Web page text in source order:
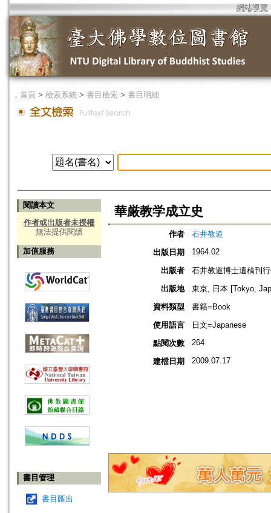
網站導覽
． 首頁 > 檢索系統 > 書目檢索 > 書目明細
閱讀本文
作者或出版者未授權
無法提供閱讀
加值服務
書目管理
書目匯出
華厳教学成立史
作者
石井教道
出版日期
1964.02
出版者
石井教道博士遺稿刊
出版地
東京, 日本 [Tokyo,
資料類型
書籍=Book
使用語言
日文=Japanese
點閱次數
264
建檔日期 2009.07.17